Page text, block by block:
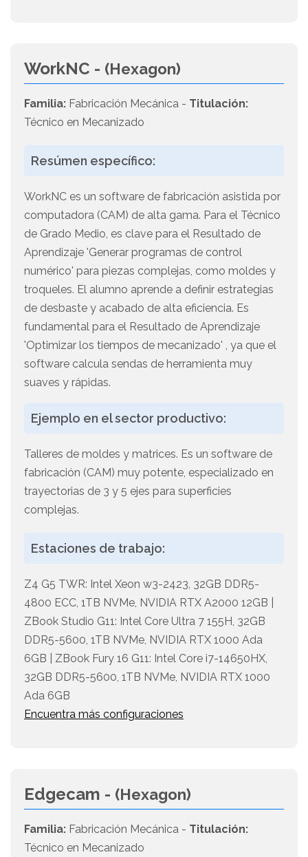
WorkNC - (Hexagon)
Familia: Fabricación Mecánica - Titulación:
Técnico en Mecanizado
Resúmen específico:
WorkNC es un software de fabricación asistida por
computadora (CAM) de alta gama. Para el Técnico
de Grado Medio, es clave para el Resultado de
Aprendizaje 'Generar programas de control
numérico' para piezas complejas, como moldes y
troqueles. El alumno aprende a definir estrategias
de desbaste y acabado de alta eficiencia. Es
fundamental para el Resultado de Aprendizaje
'Optimizar los tiempos de mecanizado' , ya que el
software calcula sendas de herramienta muy
suaves y rápidas.
Ejemplo en el sector productivo:
Talleres de moldes y matrices. Es un software de
fabricación (CAM) muy potente, especializado en
trayectorias de 3 y 5 ejes para superficies
complejas.
Estaciones de trabajo:
Z4 G5 TWR: Intel Xeon w3-2423, 32GB DDR5-
4800 ECC, 1TB NVMe, NVIDIA RTX A2000 12GB |
ZBook Studio G11: Intel Core Ultra 7 155H, 32GB
DDR5-5600, 1TB NVMe, NVIDIA RTX 1000 Ada
6GB | ZBook Fury 16 G11: Intel Core i7-14650HX,
32GB DDR5-5600, 1TB NVMe, NVIDIA RTX 1000
Ada 6GB
Encuentra más configuraciones
Edgecam - (Hexagon)
Familia: Fabricación Mecánica - Titulación:
Técnico en Mecanizado